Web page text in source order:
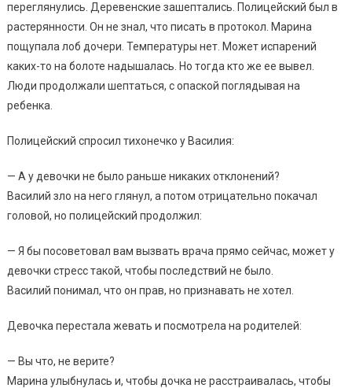
переглянулись. Деревенские зашептались. Полицейский был в
растерянности. Он не знал, что писать в протокол. Марина
пощупала лоб дочери. Температуры нет. Может испарений
каких-то на болоте надышалась. Но тогда кто же ее вывел.
Люди продолжали шептаться, с опаской поглядывая на
ребенка.
Полицейский спросил тихонечко у Василия:
— А у девочки не было раньше никаких отклонений?
Василий зло на него глянул, а потом отрицательно покачал
головой, но полицейский продолжил:
— Я бы посоветовал вам вызвать врача прямо сейчас, может у
девочки стресс такой, чтобы последствий не было.
Василий понимал, что он прав, но признавать не хотел.
Девочка перестала жевать и посмотрела на родителей:
— Вы что, не верите?
Марина улыбнулась и, чтобы дочка не расстраивалась, чтобы